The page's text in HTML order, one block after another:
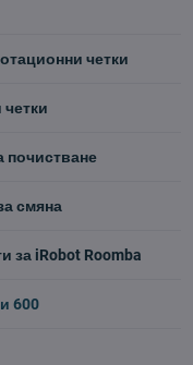
четки
почистване
смяна
за iRobot Roomba
600